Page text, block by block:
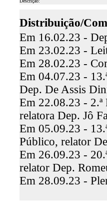
Distribuição/
Em 16.02.23 -
Em 23.02.23 -
Em 28.02.23 -
Em 04.07.23 -
Dep. De Assis
Em 22.08.23 - 2.ª
relatora Dep. Jô
Em 05.09.23 -
Público, relator
Em 26.09.23 -
relator Dep.
Em 28.09.23 -